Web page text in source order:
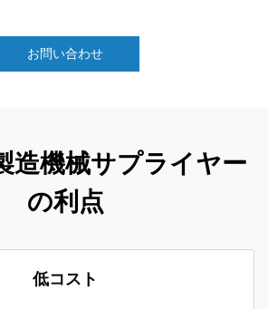
お問い合わせ
造機械サプライヤー
の利点
低コスト